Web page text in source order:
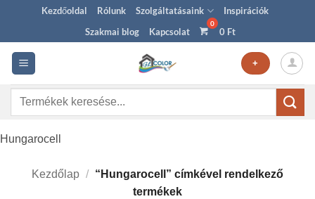
content
Kezdőoldal Rólunk Szolgáltatásaink
Inspirációk
Szakmai blog
Kapcsolat 0 Ft
+
Keresés
Hungarocell
Kezdőlap / “Hungarocell” címkével rendelkező
termékek